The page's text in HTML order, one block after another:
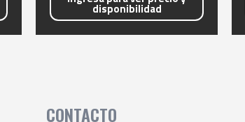
disponibilidad
CONTACTO